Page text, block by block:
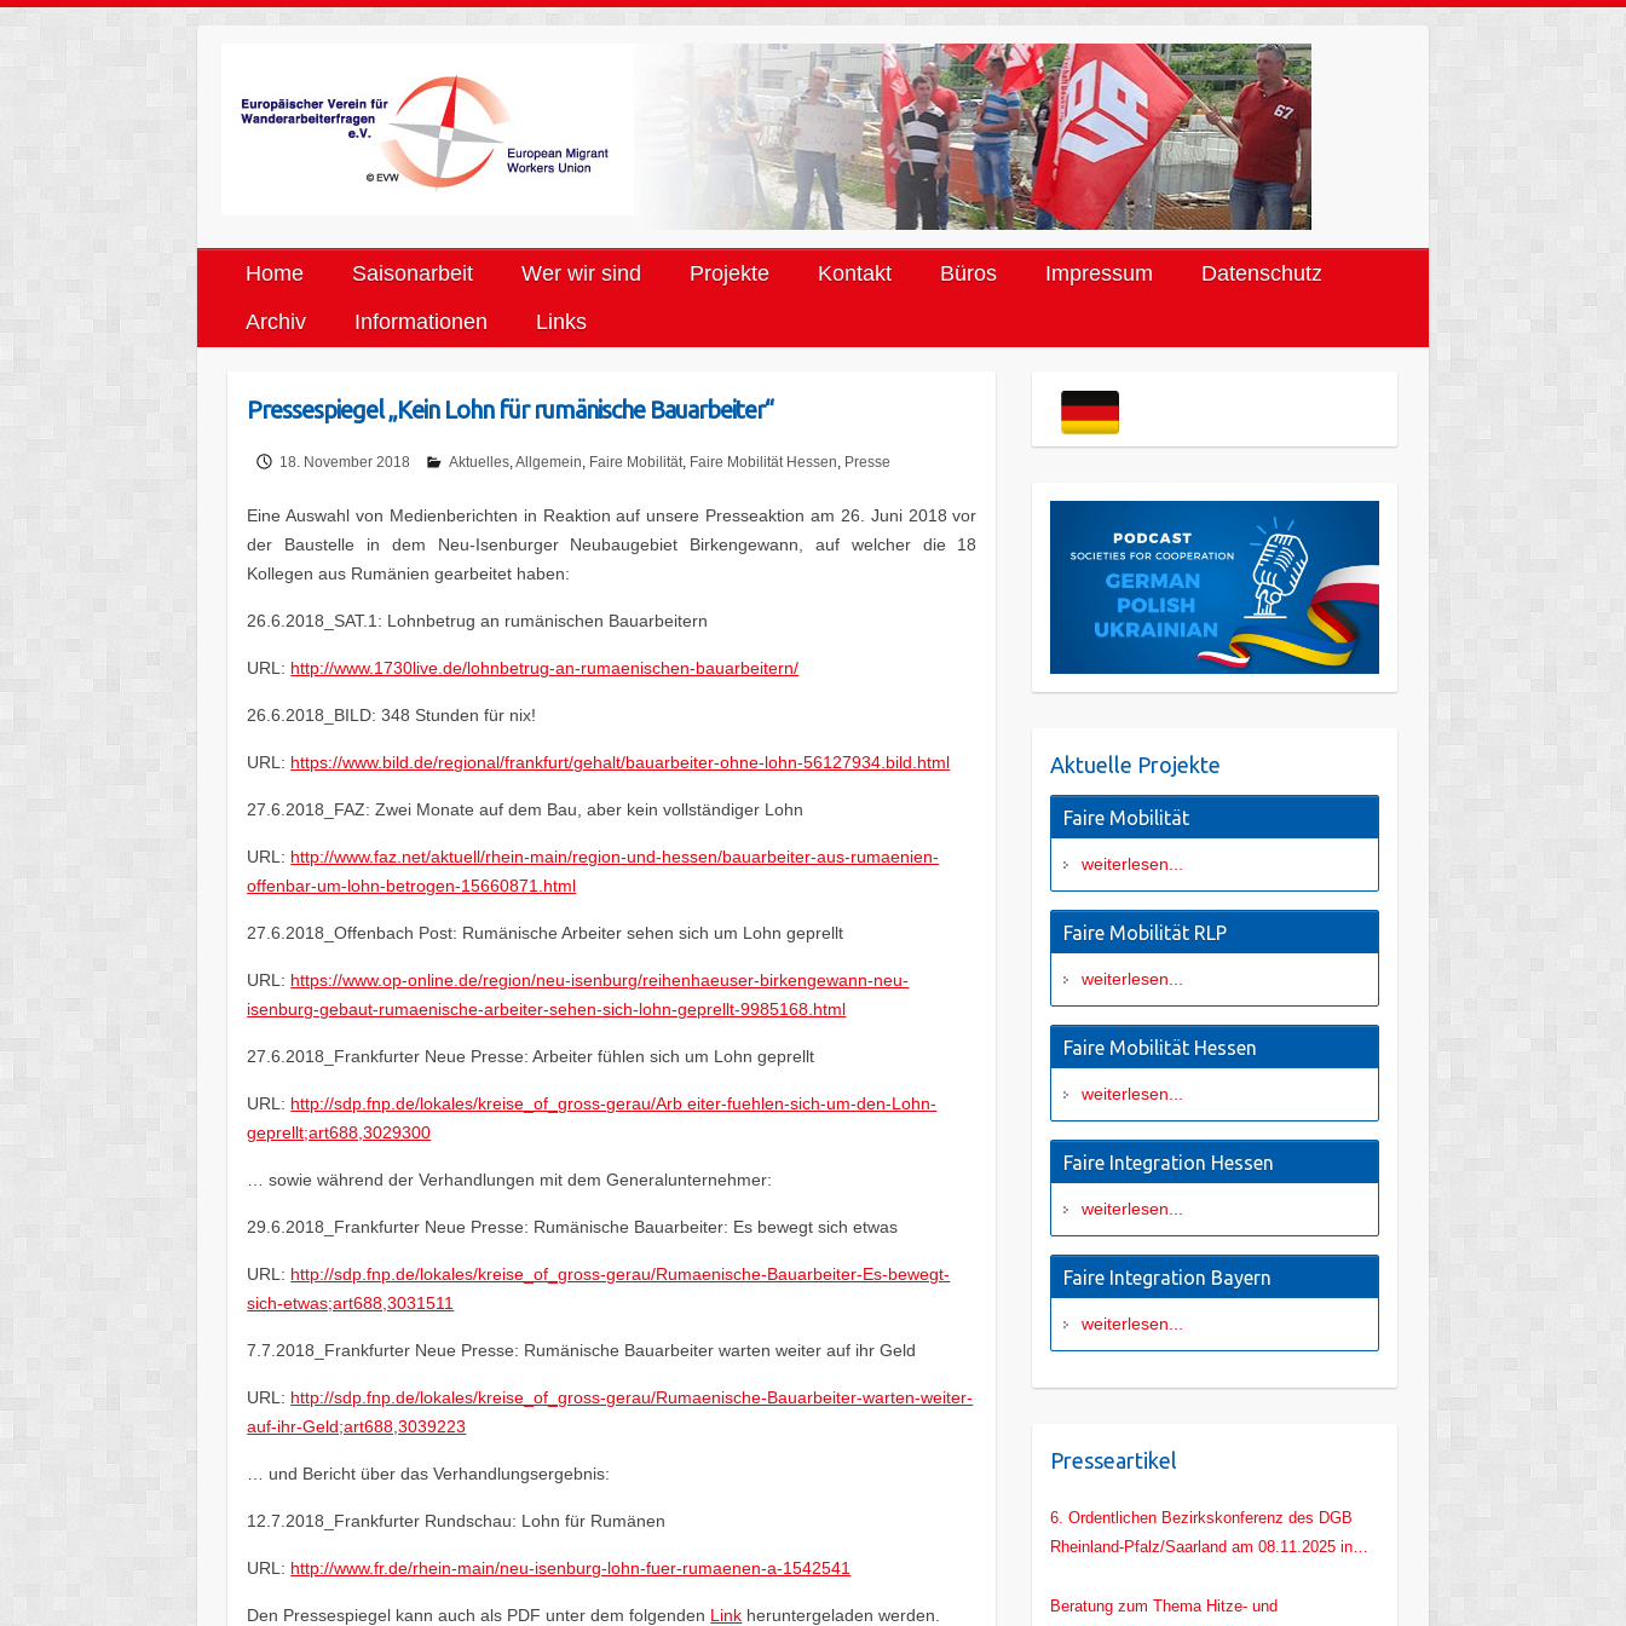
Home Saisonarbeit Wer wir sind Projekte Kontakt Büros Impressum
Datenschutz
Archiv
Informationen Links
Pressespiegel „Kein Lohn für rumänische Bauarbeiter“
18. November 2018 Aktuelles,Allgemein, Faire Mobilität, Faire Mobilität Hessen, Presse
Eine Auswahl von Medienberichten in Reaktion auf unsere Presseaktion am 26. Juni 2018 vor
der Baustelle in dem Neu-Isenburger Neubaugebiet Birkengewann, auf welcher die 18
Kollegen aus Rumänien gearbeitet haben:
26.6.2018_SAT.1: Lohnbetrug an rumänischen Bauarbeitern
URL: http://www.1730live.de/lohnbetrug-an-rumaenischen-bauarbeitern/
26.6.2018_BILD: 348 Stunden für nix!
URL: https://www.bild.de/regional/frankfurt/gehalt/bauarbeiter-ohne-lohn-56127934.bild.html
27.6.2018_FAZ: Zwei Monate auf dem Bau, aber kein vollständiger Lohn
URL: http://www.faz.net/aktuell/rhein-main/region-und-hessen/bauarbeiter-aus-rumaenien-
offenbar-um-lohn-betrogen-15660871.html
27.6.2018_Offenbach Post: Rumänische Arbeiter sehen sich um Lohn geprellt
URL: https://www.op-online.de/region/neu-isenburg/reihenhaeuser-birkengewann-neu-
isenburg-gebaut-rumaenische-arbeiter-sehen-sich-lohn-geprellt-9985168.html
27.6.2018_Frankfurter Neue Presse: Arbeiter fühlen sich um Lohn geprellt
URL: http://sdp.fnp.de/lokales/kreise_of_gross-gerau/Arb eiter-fuehlen-sich-um-den-Lohn-
geprellt;art688,3029300
… sowie während der Verhandlungen mit dem Generalunternehmer:
29.6.2018_Frankfurter Neue Presse: Rumänische Bauarbeiter: Es bewegt sich etwas
URL: http://sdp.fnp.de/lokales/kreise_of_gross-gerau/Rumaenische-Bauarbeiter-Es-bewegt-
sich-etwas;art688,3031511
7.7.2018_Frankfurter Neue Presse: Rumänische Bauarbeiter warten weiter auf ihr Geld
URL: http://sdp.fnp.de/lokales/kreise_of_gross-gerau/Rumaenische-Bauarbeiter-warten-weiter-
auf-ihr-Geld;art688,3039223
… und Bericht über das Verhandlungsergebnis:
12.7.2018_Frankfurter Rundschau: Lohn für Rumänen
URL: http://www.fr.de/rhein-main/neu-isenburg-lohn-fuer-rumaenen-a-1542541
Den Pressespiegel kann auch als PDF unter dem folgenden Link heruntergeladen werden.
Aktuelle Projekte
Faire Mobilität
weiterlesen...
Faire Mobilität RLP
weiterlesen...
Faire Mobilität Hessen
weiterlesen...
Faire Integration Hessen
weiterlesen...
Faire Integration Bayern
weiterlesen...
Presseartikel
6. Ordentlichen Bezirkskonferenz des DGB
Rheinland-Pfalz/Saarland am 08.11.2025 in
Beratung zum Thema Hitze- und